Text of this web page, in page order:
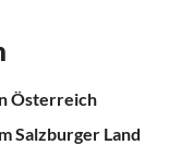
Österreich
Salzburger Land